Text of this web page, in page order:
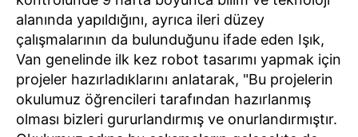
alanında yapıldığını, ayrıca ileri düzey
çalışmalarının da bulunduğunu ifade eden Işık,
Van genelinde ilk kez robot tasarımı yapmak için
projeler hazırladıklarını anlatarak, "Bu projelerin
okulumuz öğrencileri tarafından hazırlanmış
olması bizleri gururlandırmış ve onurlandırmıştır.